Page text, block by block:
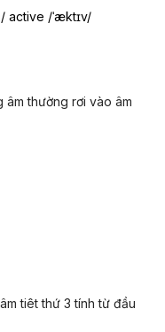
active /ˈæktɪv/
âm thường rơi vào âm
tiêt thứ 3 tính từ đầu